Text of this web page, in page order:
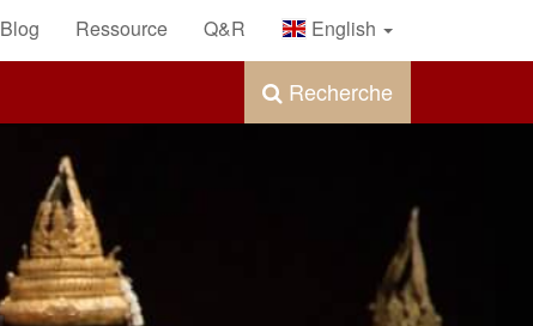
Recherche
Blog Ressource Q&R English